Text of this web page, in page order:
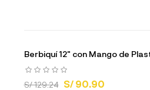
Berbiquí 12" con Mango de
S/ 129.24 S/ 90.90